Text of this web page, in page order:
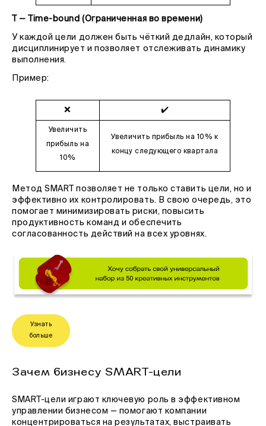
T — Time-bound (Ограниченная во времени)
У каждой цели должен быть чёткий дедлайн, который
дисциплинирует и позволяет отслеживать динамику
выполнения.
Пример:
❌ ✔️
Увеличить
прибыль на
10%
Увеличить прибыль на 10% к
концу следующего квартала
Метод SMART позволяет не только ставить цели, но и
эффективно их контролировать. В свою очередь, это
помогает минимизировать риски, повысить
продуктивность команд и обеспечить
согласованность действий на всех уровнях.
Узнать
больше
Зачем бизнесу SMART-цели
SMART-цели играют ключевую роль в эффективном
управлении бизнесом — помогают компании
концентрироваться на результатах, выстраивать